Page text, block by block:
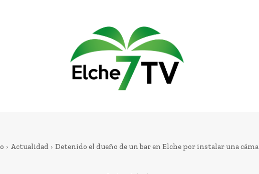
Actualidad Detenido el dueño de un bar en Elche por instalar una